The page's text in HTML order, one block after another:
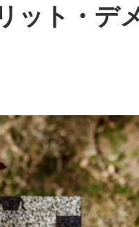
ット・デ